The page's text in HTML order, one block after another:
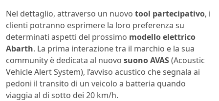
Nel dettaglio, attraverso un nuovo tool partecipativo, i
clienti potranno esprimere la loro preferenza su
determinati aspetti del prossimo modello elettrico
Abarth. La prima interazione tra il marchio e la sua
community è dedicata al nuovo suono AVAS(Acoustic
Vehicle Alert System), l’avviso acustico che segnala ai
pedoni il transito di un veicolo a batteria quando
viaggia al di sotto dei 20 km/h.